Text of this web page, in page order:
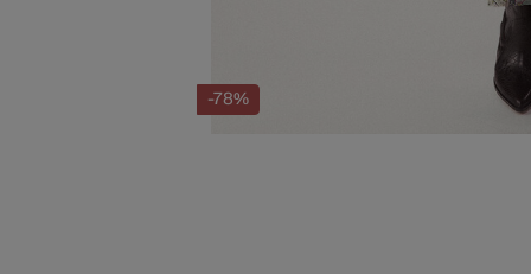
-78%